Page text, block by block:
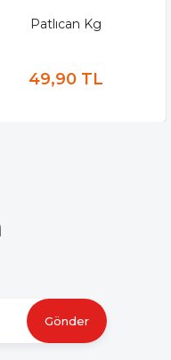
Patlıcan Kg
49,90 TL
Gönder